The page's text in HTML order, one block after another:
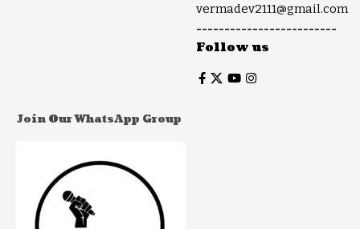
vermadev2111@gmail.com
-------------------------
Follow us
Join Our WhatsApp Group